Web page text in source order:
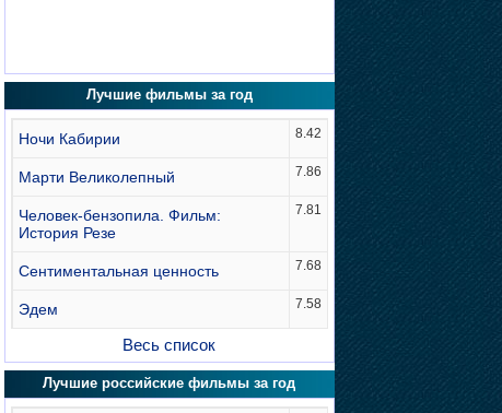
Лучшие фильмы за год
Ночи Кабирии 8.42
Марти Великолепный 7.86
Человек-бензопила. Фильм:
История Резе
7.81
Сентиментальная ценность 7.68
Эдем 7.58
Весь список
Лучшие российские фильмы за год